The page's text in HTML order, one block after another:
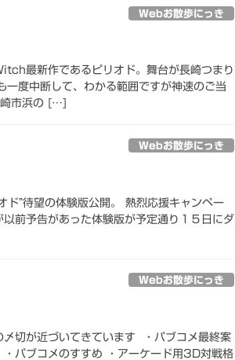
Webお散歩にっき
最新作であるピリオド。舞台が長崎つまり
度中断して、わかる範囲ですが神速のご当
市浜の […]
Webお散歩にっき
”待望の体験版公開。 熱烈応援キャンペー
前予告があった体験版が予定通り１５日にダ
Webお散歩にっき
切が近づいてきています ・パブコメ最終案
パブコメのすすめ ・アーケード用3D対戦格